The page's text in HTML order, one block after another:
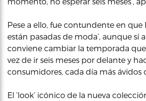
Pese a ello, fue contundente en que
están pasadas de moda’, aunque sí
conviene cambiar la temporada
vez de ir seis meses por delante y
consumidores, cada día más ávidos
El ‘look’ icónico de la nueva